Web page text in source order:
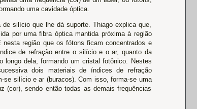
uma cavidade óptica.
silício que lhe dá suporte. Thiago explica que,
por uma fibra óptica mantida próxima à região
região que os fótons ficam concentrados e
de refração entre o silício e o ar, quanto da
longo dela, formando um cristal fotônico. Nestes
dois materiais de índices de refração
se silício e ar (buracos). Com isso, forma-se uma
(cor), sendo então todas as demais frequências